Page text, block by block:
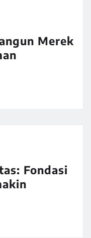
Merek
Fondasi